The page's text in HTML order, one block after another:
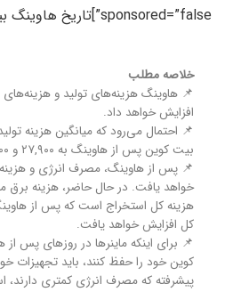
sponsored=”false”]تاریخ هاوینگ بیت کوین[/button]
خلاصه مطلب
📌 هاوینگ هزینه‌های تولید و
افزایش خواهد داد.
📌 احتمال می‌رود که میانگین هزینه
بیت کوین پس از هاوینگ به ۲۷,۹۰۰ و ۳۷,۸۰۰ دلار برسد.
📌 پس از هاوینگ، مصرف انرژی و هزینه
کل افزایش خواهد یافت.
📌 برای اینکه ماینرها در روزهای پس
کوین خود را حفظ کنند، باید تجهیزات
پیشرفته که مصرف انرژی کمتری دارند،